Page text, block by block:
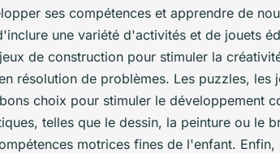
ses compétences et apprendre de
une variété d'activités et de jouets
de construction pour stimuler la
résolution de problèmes. Les puzzles, les
choix pour stimuler le développement
telles que le dessin, la peinture ou le
motrices fines de l'enfant. Enfin,